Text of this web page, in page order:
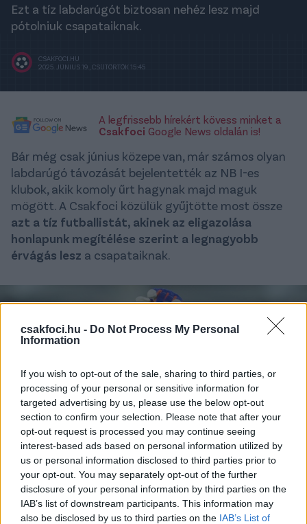
csakfoci.hu - Do Not Process My Personal
Information
If you wish to opt-out of the sale, sharing to third parties, or
processing of your personal or sensitive information for
targeted advertising by us, please use the below opt-out
section to confirm your selection. Please note that after your
opt-out request is processed you may continue seeing
interest-based ads based on personal information utilized by
us or personal information disclosed to third parties prior to
your opt-out. You may separately opt-out of the further
disclosure of your personal information by third parties on the
IAB’s list of downstream participants. This information may
also be disclosed by us to third parties on the IAB’s List of
Ezt a tíz labdarúgót biztosan nehéz lesz majd
pótolniuk csapataiknak.
CSAKFOCI.HU
2025. JÚNIUS 19., CSÜTÖRTÖK 15:45
A legfrissebb hírekért kövess minket a
Csakfoci Google News oldalán is!
Bár még csak június közepe van, már számos olyan
labdarúgó távozását bejelentették az NB I-es
klubok, akik komoly űrt hagynak majd maguk
mögött. A Csakfoci közülük gyűjtötte most össze
azt a tíz futballistát, akinek az eligazolása
honlapunk megítélése szerint a legnagyobb
érvágás lesz a csapataiknak.
NB I: Az eddigi nyári szezon tíz
legnagyobb távozója
Azokat az NB I-es labdarúgókat gyűjtöttük
össze, akiknek a távozása igen fájdalmasan
érintheti klubjaikat.